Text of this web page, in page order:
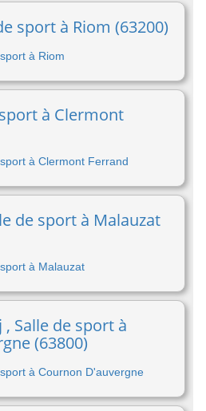
sport à Riom (63200)
à Riom
à Clermont
à Clermont Ferrand
de sport à Malauzat
à Malauzat
Salle de sport à
(63800)
à Cournon D'auvergne